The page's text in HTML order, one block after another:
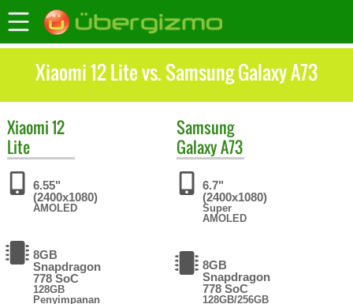
Xiaomi 12 Lite vs. Samsung Galaxy A73
Xiaomi12
Lite
6.55"
(2400x1080)
AMOLED
8GB
Snapdragon
778 SoC
128GB
Penyimpanan
Samsung
Galaxy A73
6.7"
(2400x1080)
Super
AMOLED
8GB
Snapdragon
778 SoC
128GB/256GB